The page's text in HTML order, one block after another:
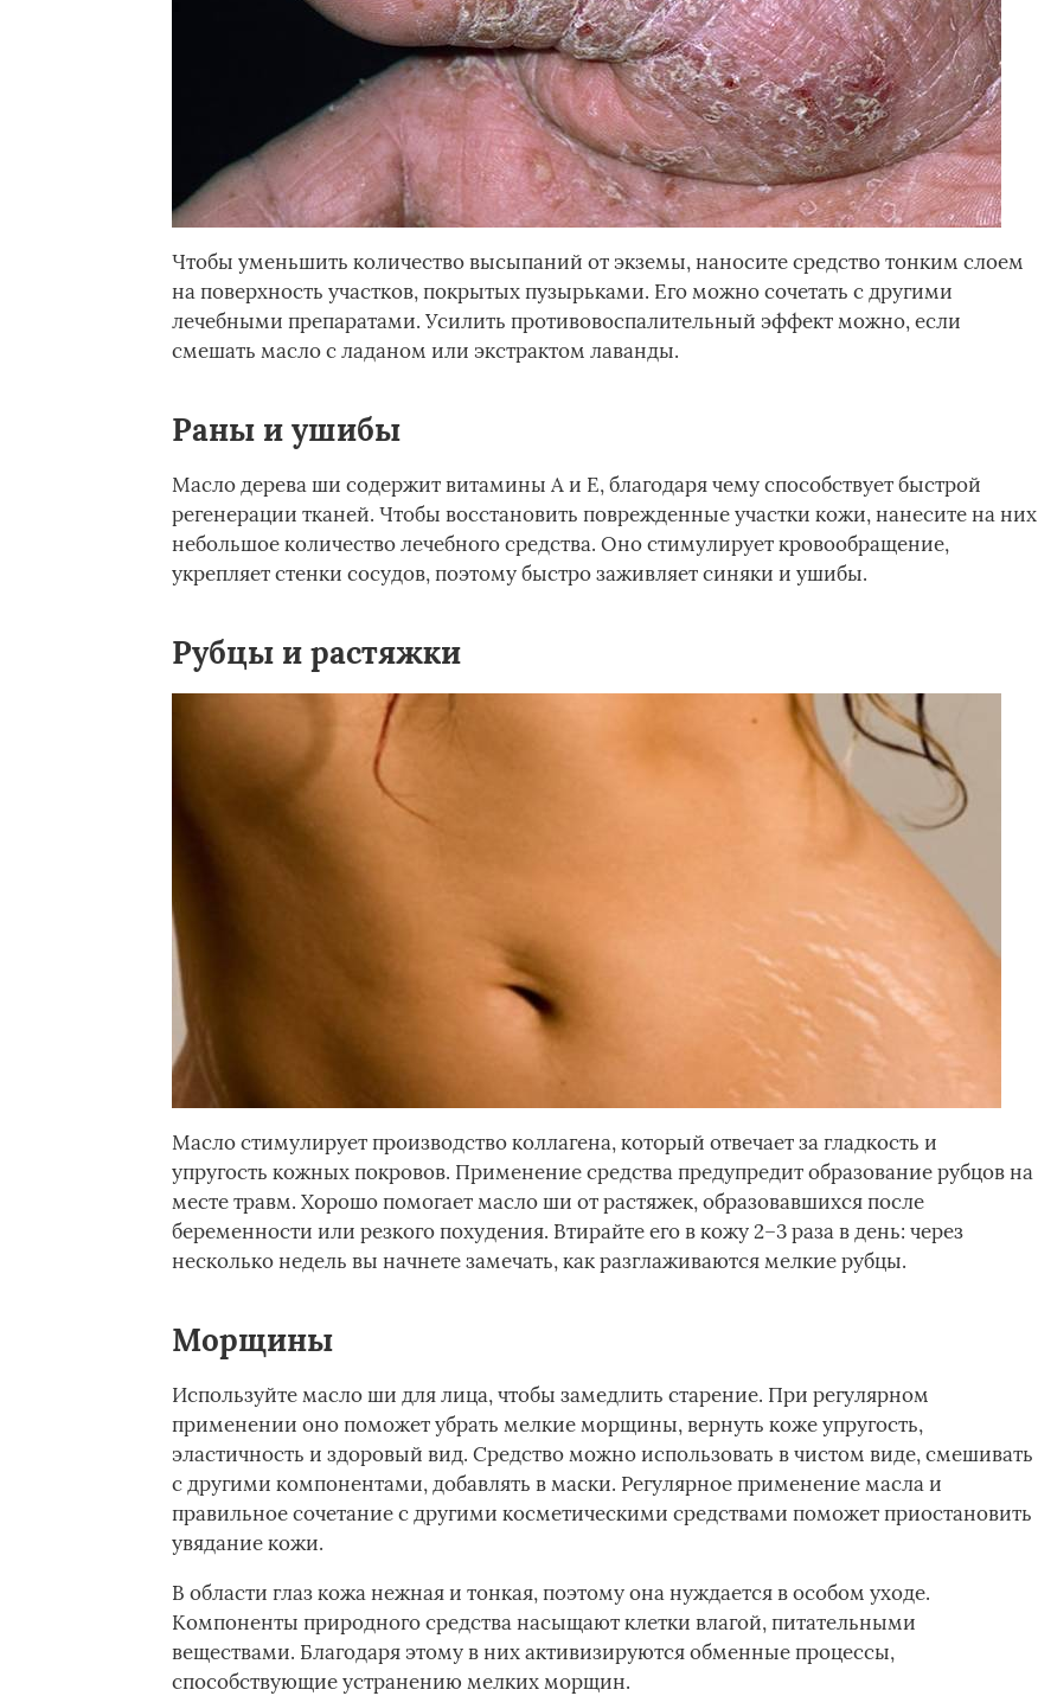
Чтобы уменьшить количество высыпаний от экземы, наносите средство тонким слоем
на поверхность участков, покрытых пузырьками. Его можно сочетать с другими
лечебными препаратами. Усилить противовоспалительный эффект можно, если
смешать масло с ладаном или экстрактом лаванды.
Раны и ушибы
Масло дерева ши содержит витамины А и Е, благодаря чему способствует быстрой
регенерации тканей. Чтобы восстановить поврежденные участки кожи, нанесите на них
небольшое количество лечебного средства. Оно стимулирует кровообращение,
укрепляет стенки сосудов, поэтому быстро заживляет синяки и ушибы.
Рубцы и растяжки
Масло стимулирует производство коллагена, который отвечает за гладкость и
упругость кожных покровов. Применение средства предупредит образование рубцов на
месте травм. Хорошо помогает масло ши от растяжек, образовавшихся после
беременности или резкого похудения. Втирайте его в кожу 2–3 раза в день: через
несколько недель вы начнете замечать, как разглаживаются мелкие рубцы.
Морщины
Используйте масло ши для лица, чтобы замедлить старение. При регулярном
применении оно поможет убрать мелкие морщины, вернуть коже упругость,
эластичность и здоровый вид. Средство можно использовать в чистом виде, смешивать
с другими компонентами, добавлять в маски. Регулярное применение масла и
правильное сочетание с другими косметическими средствами поможет приостановить
увядание кожи.
В области глаз кожа нежная и тонкая, поэтому она нуждается в особом уходе.
Компоненты природного средства насыщают клетки влагой, питательными
веществами. Благодаря этому в них активизируются обменные процессы,
способствующие устранению мелких морщин.